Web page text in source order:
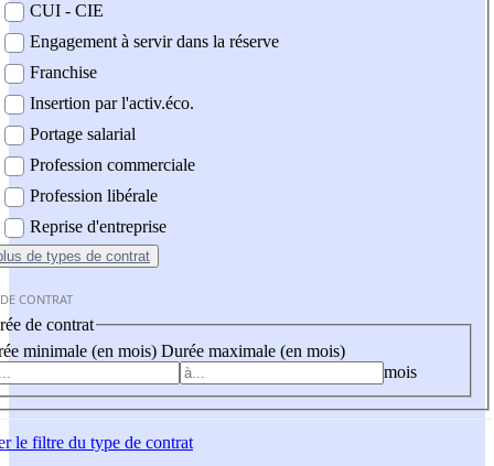
CUI - CIE
Engagement à servir dans la réserve
Franchise
Insertion par l'activ.éco.
Portage salarial
Profession commerciale
Profession libérale
Reprise d'entreprise
de types de contrat
CONTRAT
de contrat
minimale (en mois) Durée maximale (en mois)
mois
le filtre du type de contrat